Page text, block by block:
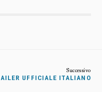
UFFICIALE ITALIANO